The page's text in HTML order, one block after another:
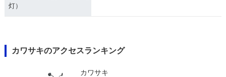
灯）
カワサキのアクセスランキング
カワサキ